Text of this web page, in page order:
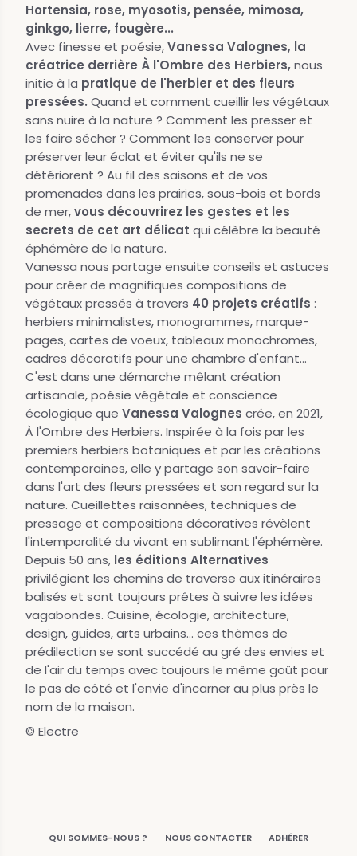
Hortensia, rose, myosotis, pensée, mimosa,
ginkgo, lierre, fougère...
Avec finesse et poésie,Vanessa Valognes, la
créatrice derrière À l'Ombre des Herbiers,nous
initie à la pratique de l'herbier et des fleurs
pressées. Quand et comment cueillir les végétaux
sans nuire à la nature ? Comment les presser et
les faire sécher ? Comment les conserver pour
préserver leur éclat et éviter qu'ils ne se
détériorent ? Au fil des saisons et de vos
promenades dans les prairies, sous-bois et bords
de mer,vous découvrirez les gestes et les
secrets de cet art délicat qui célèbre la beauté
éphémère de la nature.
Vanessa nous partage ensuite conseils et astuces
pour créer de magnifiques compositions de
végétaux pressés à travers 40 projets créatifs :
herbiers minimalistes, monogrammes, marque-
pages, cartes de voeux, tableaux monochromes,
cadres décoratifs pour une chambre d'enfant...
C'est dans une démarche mêlant création
artisanale, poésie végétale et conscience
écologique que Vanessa Valognes crée, en 2021,
À l'Ombre des Herbiers. Inspirée à la fois par les
premiers herbiers botaniques et par les créations
contemporaines, elle y partage son savoir-faire
dans l'art des fleurs pressées et son regard sur la
nature. Cueillettes raisonnées, techniques de
pressage et compositions décoratives révèlent
l'intemporalité du vivant en sublimant l'éphémère.
Depuis 50 ans, les éditions Alternatives
privilégient les chemins de traverse aux itinéraires
balisés et sont toujours prêtes à suivre les idées
vagabondes. Cuisine, écologie, architecture,
design, guides, arts urbains... ces thèmes de
prédilection se sont succédé au gré des envies et
de l'air du temps avec toujours le même goût pour
le pas de côté et l'envie d'incarner au plus près le
nom de la maison.
© Electre
QUI SOMMES-NOUS ? NOUS CONTACTER ADHÉRER